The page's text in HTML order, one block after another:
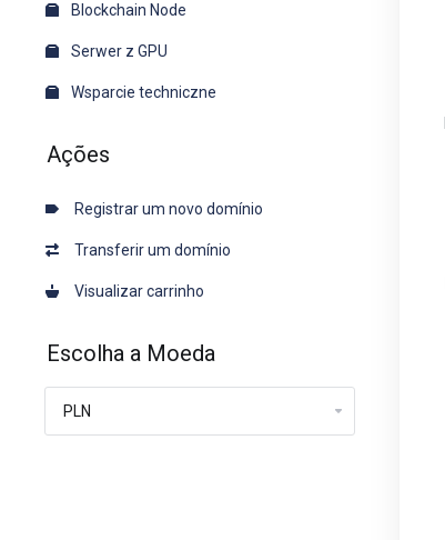
Blockchain Node
Serwer z GPU
Wsparcie techniczne
Ações
Registrar um novo domínio
Transferir um domínio
Visualizar carrinho
Escolha a Moeda